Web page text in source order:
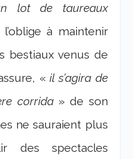
lot de taureaux
à maintenir
bestiaux venus de
«il s’agira de
corrida» de son
ne sauraient plus
des spectacles